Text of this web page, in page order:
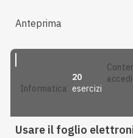
Anteprima
informatica
20
esercizi
contenuto riservato:
Usare il foglio